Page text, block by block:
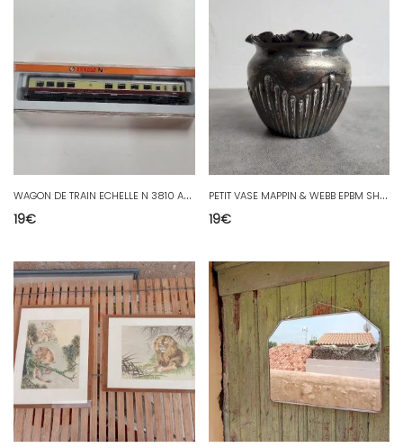
W
AGON DE TRAIN ECHELLE N 3810 ARNOLD EN BOITE
19€
P
ETIT VASE MAPPIN & WEBB EPBM SHEFFIELD & LONDON
19€